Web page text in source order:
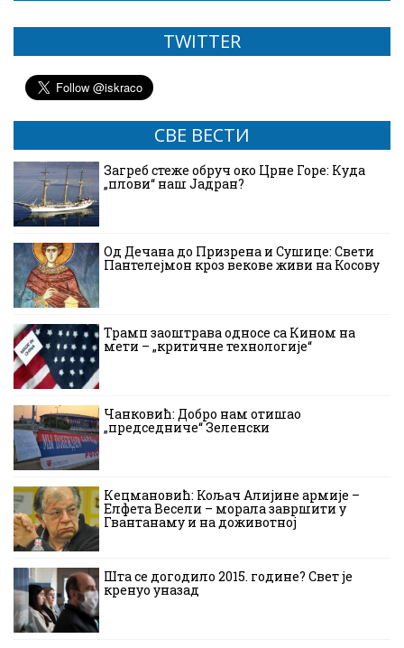
TWITTER
СВЕ ВЕСТИ
Загреб стеже обруч око Црне Горе: Куда
„плови“ наш Јадран?
Од Дечана до Призрена и Сушице: Свети
Пантелејмон кроз векове живи на Косову
Трамп заоштрава односе са Кином на
мети – „критичне технологије“
Чанковић: Добро нам отишао
„председниче“ Зеленски
Кецмановић: Кољач Алијине армије –
Елфета Весели – морала завршити у
Гвантанаму и на доживотној
Шта се догодило 2015. године? Свет је
кренуо уназад